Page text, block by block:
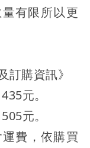
有限所以更
訂購資訊》
元。
元。
費，依購買